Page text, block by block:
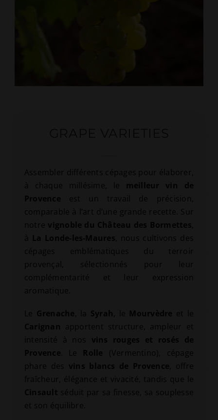
Assembler différents cépages pour élaborer,
à chaque millésime, le
meilleur vin de
Provence est un travail de précision,
comparable à l’art d’une grande recette. Sur
notre vignoble du Château des Bormettes
à La Londe-les-Maures , nous cultivons des
cépages emblématiques du terroir
provençal, sélectionnés pour leur
complémentarité et leur expression
aromatique.
Le Grenache , la Syrah , le Mourvèdre et le
Carignan apportent structure, ampleur et
intensité à nos vins rouges et rosés de
Provence . Le Rolle (Vermentino), cépage
phare des vins blancs de Provence , offre
fraîcheur, élégance et vivacité, tandis que le
Cinsault séduit par sa finesse, sa souplesse
et son équilibre.